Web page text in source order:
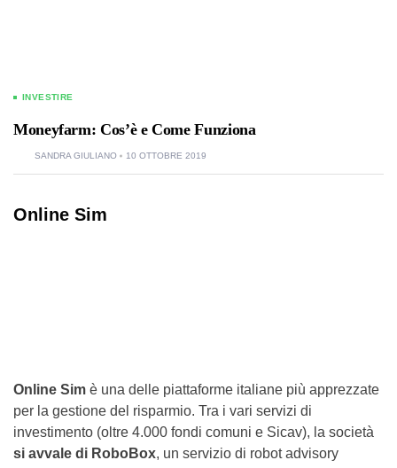
INVESTIRE
Moneyfarm: Cos’è e Come Funziona
SANDRA GIULIANO 10 OTTOBRE 2019
Online Sim
Online Sim è una delle piattaforme italiane più apprezzate
per la gestione del risparmio. Tra i vari servizi di
investimento (oltre 4.000 fondi comuni e Sicav), la società
si avvale di RoboBox, un servizio di robot advisory